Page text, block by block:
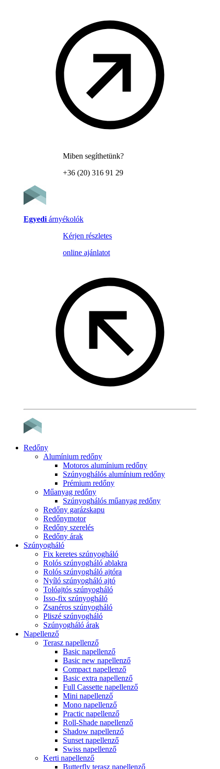
Miben segíthetünk?
+36 (20) 316 91 29
Egyedi árnyékolók
Kérjen részletes
online ajánlatot
Redőny
Alumínium redőny
Motoros alumínium redőny
Szúnyoghálós alumínium redőny
Prémium redőny
Műanyag redőny
Szúnyoghálós műanyag redőny
Redőny garázskapu
Redőnymotor
Redőny szerelés
Redőny árak
Szúnyogháló
Fix keretes szúnyogháló
Rolós szúnyogháló ablakra
Rolós szúnyogháló ajtóra
Nyíló szúnyogháló ajtó
Tolóajtós szúnyogháló
Isso-fix szúnyogháló
Zsanéros szúnyogháló
Pliszé szúnyogháló
Szúnyogháló árak
Napellenző
Terasz napellenző
Basic napellenző
Basic new napellenző
Compact napellenző
Basic extra napellenző
Full Cassette napellenző
Mini napellenző
Mono napellenző
Practic napellenző
Roll-Shade napellenző
Shadow napellenző
Sunset napellenző
Swiss napellenző
Kerti napellenző
Butterfly terasz napellenző